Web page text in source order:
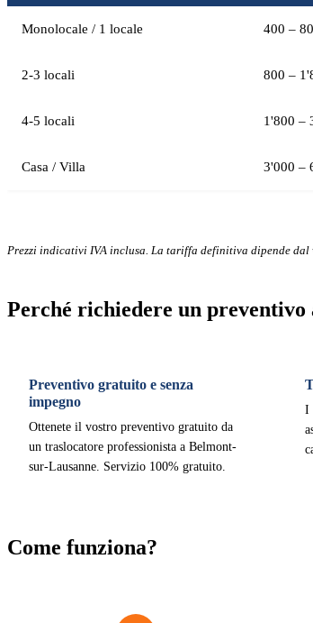
Monolocale / 1 locale 400 –
2-3 locali 800 –
4-5 locali 1'800 –
Casa / Villa 3'000 –
Prezzi indicativi IVA inclusa. La tariffa definitiva dipende
Perché richiedere un preventivo
Preventivo gratuito e senza
impegno
Ottenete il vostro preventivo gratuito da
un traslocatore professionista a Belmont-
sur-Lausanne. Servizio 100% gratuito.
I
Come funziona?